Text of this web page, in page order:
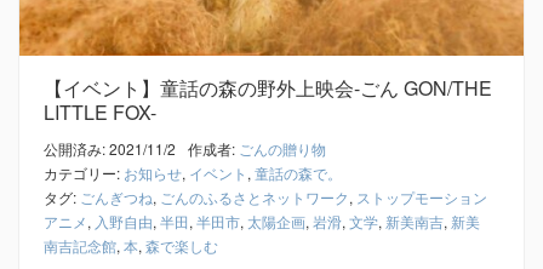
【イベント】童話の森の野外上映会-ごん GON/THE
LITTLE FOX-
公開済み: 2021/11/2 作成者: ごんの贈り物
カテゴリー: お知らせ, イベント , 童話の森で。
タグ: ごんぎつね, ごんのふるさとネットワーク, ストップモーション
アニメ, 入野自由, 半田, 半田市, 太陽企画, 岩滑, 文学, 新美南吉, 新美
南吉記念館, 本, 森で楽しむ